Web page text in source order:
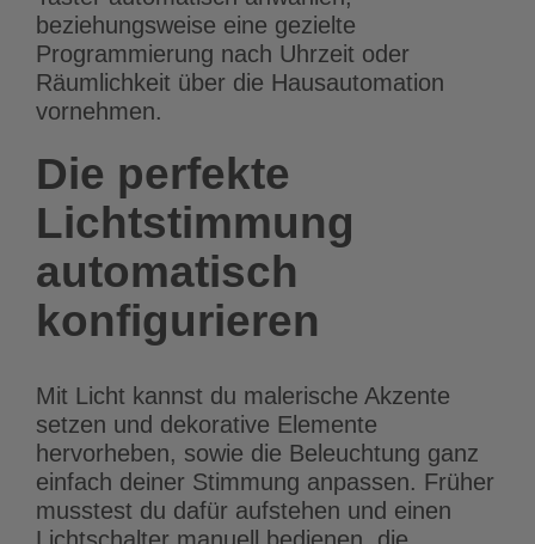
beziehungsweise eine gezielte
Programmierung nach Uhrzeit oder
Räumlichkeit über die Hausautomation
vornehmen.
Die perfekte
Lichtstimmung
automatisch
konfigurieren
Mit Licht kannst du malerische Akzente
setzen und dekorative Elemente
hervorheben, sowie die Beleuchtung ganz
einfach deiner Stimmung anpassen. Früher
musstest du dafür aufstehen und einen